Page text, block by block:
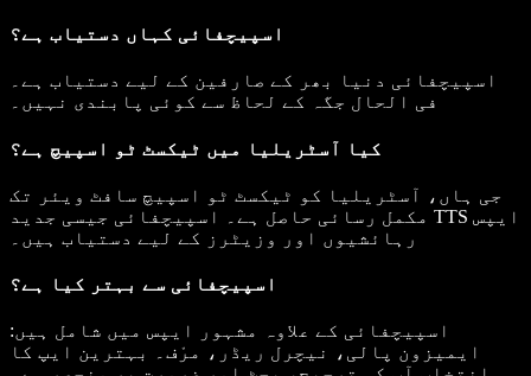
اسپیچفائی کہاں دستیاب ہے؟
اسپیچفائی دنیا بھر کے صارفین کے لیے دستیاب ہے۔
فی الحال جگہ کے لحاظ سے کوئی پابندی نہیں۔
کیا آسٹریلیا میں ٹیکسٹ ٹو اسپیچ ہے؟
جی ہاں، آسٹریلیا کو ٹیکسٹ ٹو اسپیچ سافٹ ویئر تک
مکمل رسائی حاصل ہے۔ اسپیچفائی جیسی جدید TTS ایپس
رہائشیوں اور وزیٹرز کے لیے دستیاب ہیں۔
اسپیچفائی سے بہتر کیا ہے؟
اسپیچفائی کے علاوہ مشہور ایپس میں شامل ہیں:
ایمیزون پالی، نیچرل ریڈر، مرْف۔ بہترین ایپ کا